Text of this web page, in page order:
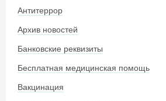
Антитеррор
Архив новостей
Банковские реквизиты
Бесплатная медицинская помощь
Вакцинация